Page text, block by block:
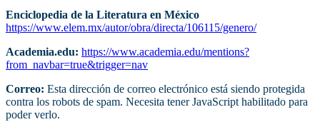
Enciclopedia de la Literatura en México
https://www.elem.mx/autor/obra/directa/106115/genero/
Academia.edu: https://www.academia.edu/mentions?
from_navbar=true&trigger=nav
Correo: Esta dirección de correo electrónico está siendo protegida
contra los robots de spam. Necesita tener JavaScript habilitado para
poder verlo.